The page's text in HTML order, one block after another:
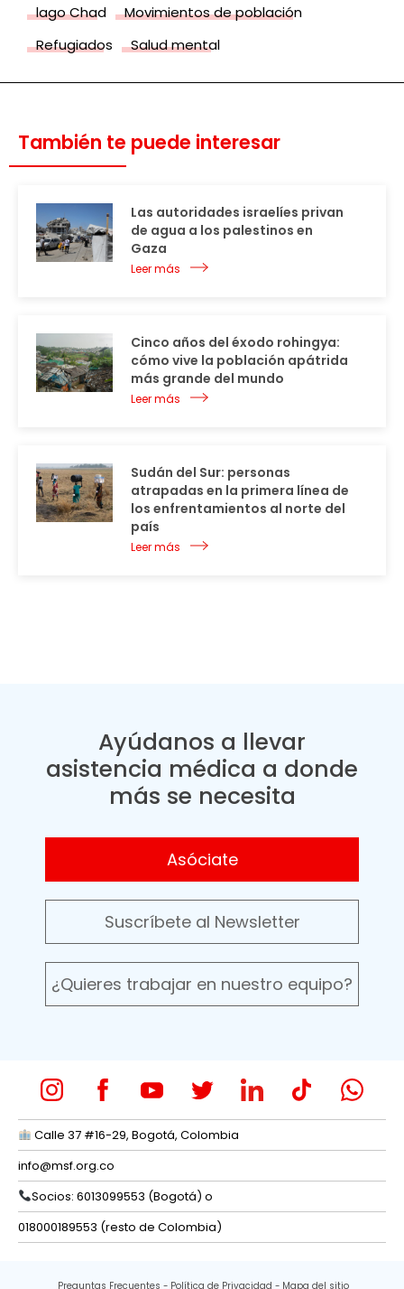
lago Chad
Movimientos de población
Refugiados
Salud mental
También te puede interesar
Las autoridades israelíes privan
de agua a los palestinos en
Gaza
Leer más
Cinco años del éxodo rohingya:
cómo vive la población apátrida
más grande del mundo
Leer más
Sudán del Sur: personas
atrapadas en la primera línea de
los enfrentamientos al norte del
país
Leer más
Ayúdanos a llevar
asistencia médica a donde
más se necesita
Asóciate
Suscríbete al Newsletter
¿Quieres trabajar en nuestro equipo?
Calle 37 #16-29, Bogotá, Colombia
info@msf.org.co
Socios: 6013099553 (Bogotá) o
018000189553 (resto de Colombia)
Preguntas Frecuentes Política de Privacidad Mapa del sitio